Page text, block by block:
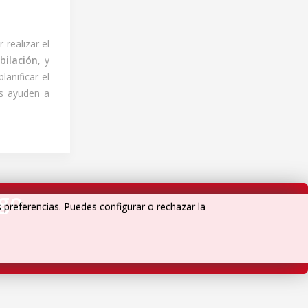
realizar el
, y
el
ayuden a
Puedes configurar o rechazar la